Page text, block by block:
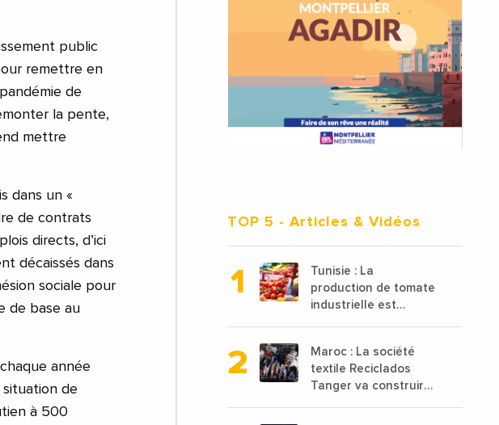
public
remettre en
de
la pente,
mettre
dans un «
de contrats
directs, d’ici
décaissés dans
sociale pour
de base au
année
de
à 500
TOP 5 - Articles & Vidéos
Tunisie : La
production de tomate
industrielle est
baisse de 15%
Maroc : La société
textile Reciclados
Tanger va construire